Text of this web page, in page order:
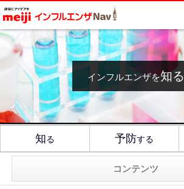
インフルエンザを知る
知る 予防する
コンテンツ